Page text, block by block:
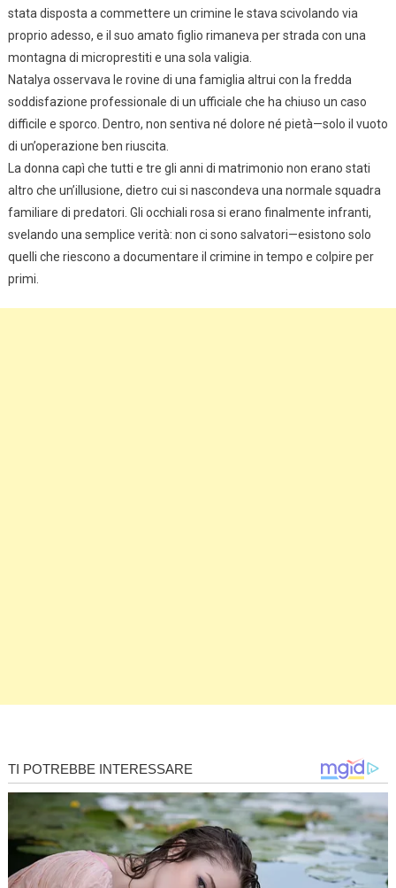
stata disposta a commettere un crimine le stava scivolando via
proprio adesso, e il suo amato figlio rimaneva per strada con una
montagna di microprestiti e una sola valigia.
Natalya osservava le rovine di una famiglia altrui con la fredda
soddisfazione professionale di un ufficiale che ha chiuso un caso
difficile e sporco. Dentro, non sentiva né dolore né pietà—solo il vuoto
di un’operazione ben riuscita.
La donna capì che tutti e tre gli anni di matrimonio non erano stati
altro che un’illusione, dietro cui si nascondeva una normale squadra
familiare di predatori. Gli occhiali rosa si erano finalmente infranti,
svelando una semplice verità: non ci sono salvatori—esistono solo
quelli che riescono a documentare il crimine in tempo e colpire per
primi.